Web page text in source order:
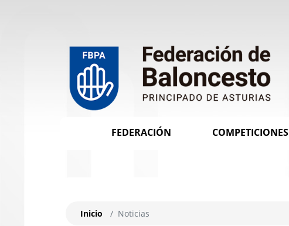
FEDERACIÓN COMPETICIONES
Inicio Noticias